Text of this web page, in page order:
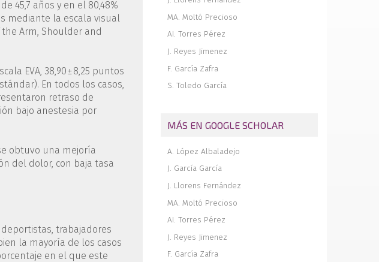
45,7 años y en el 80,48%
mediante la escala visual
the Arm, Shoulder and
EVA, 38,90 ± 8,25 puntos
En todos los casos,
retraso de
bajo anestesia por
obtuvo una mejoría
del dolor, con baja tasa
trabajadores
la mayoría de los casos
en el que este
de caso
Resección artroscópica de quiste
sinovial del ligamento cruzado anterior: a
Gutiérrez
Los cruzados anteriores: hermanos de
MA. Moltó Precioso
AI. Torres Pérez
J. Reyes Jimenez
F. García Zafra
S. Toledo García
MÁS EN GOOGLE SCHOLAR
A. López Albaladejo
J. García García
J. Llorens Fernández
MA. Moltó Precioso
AI. Torres Pérez
J. Reyes Jimenez
F. García Zafra